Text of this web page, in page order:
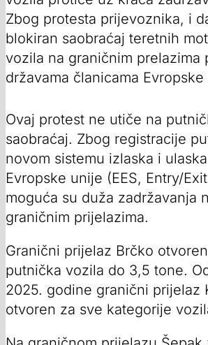
Zbog protesta prijevoznika, i
blokiran saobraćaj teretnih
vozila na graničnim prelazima
državama članicama Evropske
Ovaj protest ne utiče na
saobraćaj. Zbog registracije
novom sistemu izlaska i
Evropske unije (EES, Entry/
moguća su duža zadržavanja
graničnim prijelazima.
Granični prijelaz Brčko
putnička vozila do 3,5 tone.
2025. godine granični prijelaz
otvoren za sve kategorije